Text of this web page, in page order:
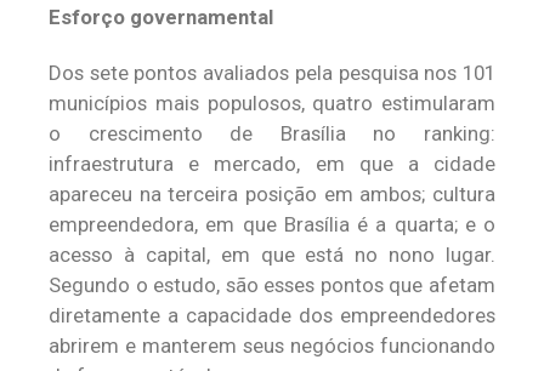
Esforço governamental
Dos sete pontos avaliados pela pesquisa nos 101
municípios mais populosos, quatro estimularam
o crescimento de Brasília no ranking:
infraestrutura e mercado, em que a cidade
apareceu na terceira posição em ambos; cultura
empreendedora, em que Brasília é a quarta; e o
acesso à capital, em que está no nono lugar.
Segundo o estudo, são esses pontos que afetam
diretamente a capacidade dos empreendedores
abrirem e manterem seus negócios funcionando